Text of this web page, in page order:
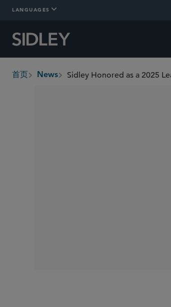
LANGUAGES
breadcrumbs
首页 News Sidley Honored as a 2025